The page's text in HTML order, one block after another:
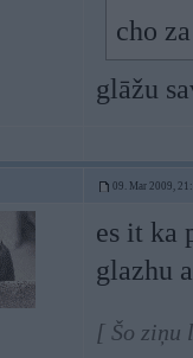
cho
glāžu
09. Mar 2009,
es it ka
glazhu
[ Šo ziņu